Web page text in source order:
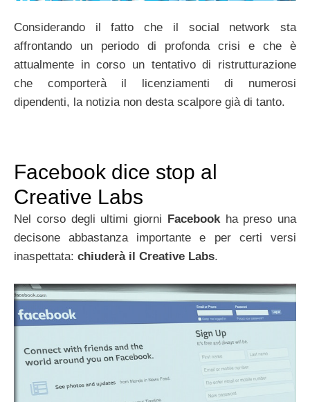
Considerando il fatto che il social network sta
affrontando un periodo di profonda crisi e che è
attualmente in corso un tentativo di ristrutturazione
che comporterà il licenziamenti di numerosi
dipendenti, la notizia non desta scalpore già di tanto.
Facebook dice stop al
Creative Labs
Nel corso degli ultimi giorni Facebookha preso una
decisone abbastanza importante e per certi versi
inaspettata: chiuderà il Creative Labs.